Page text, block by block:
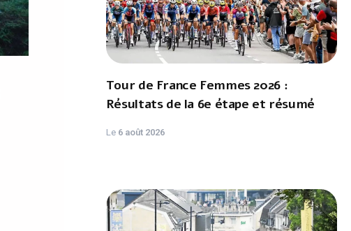
Tour de France Femmes 2026 :
Résultats de la 6e étape et résumé
Le 6 août 2026